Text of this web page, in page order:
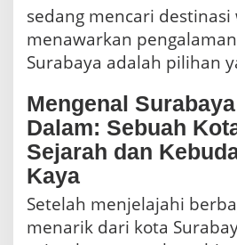
sedang mencari destinasi
menawarkan
Surabaya adalah pilihan
Mengenal
Dalam: Sebuah
Sejarah dan
Kaya
Setelah menjelajahi
menarik dari kota